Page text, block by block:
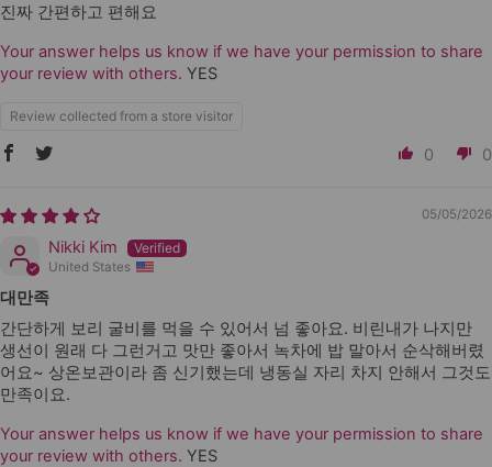
진짜 간편하고 편해요
Your answer helps us know if we have your permission to share
your review with others. YES
Review collected from a store visitor
0 0
05/05/2026
Nikki Kim
United States
대만족
간단하게 보리 굴비를 먹을 수 있어서 넘 좋아요. 비린내가 나지만
생선이 원래 다 그런거고 맛만 좋아서 녹차에 밥 말아서 순삭해버렸
어요~ 상온보관이라 좀 신기했는데 냉동실 자리 차지 안해서 그것도
만족이요.
Your answer helps us know if we have your permission to share
your review with others. YES